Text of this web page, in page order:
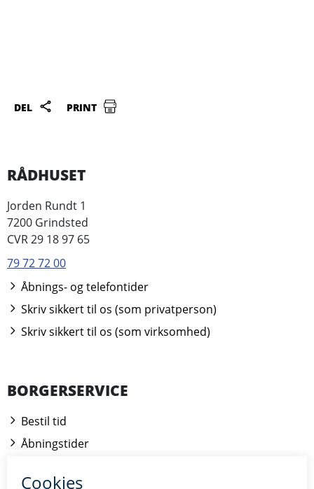
DEL PRINT
RÅDHUSET
Jorden Rundt 1
7200 Grindsted
CVR 29 18 97 65
79 72 72 00
Åbnings- og telefontider
Skriv sikkert til os (som privatperson)
Skriv sikkert til os (som virksomhed)
BORGERSERVICE
Bestil tid
Åbningstider
Kontakt borgerrådgiveren